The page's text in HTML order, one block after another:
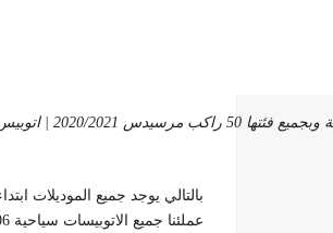
عملئنا جميع الاتوبيسات سياحية 01099552706